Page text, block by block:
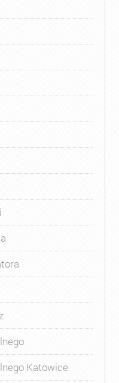
Katowice